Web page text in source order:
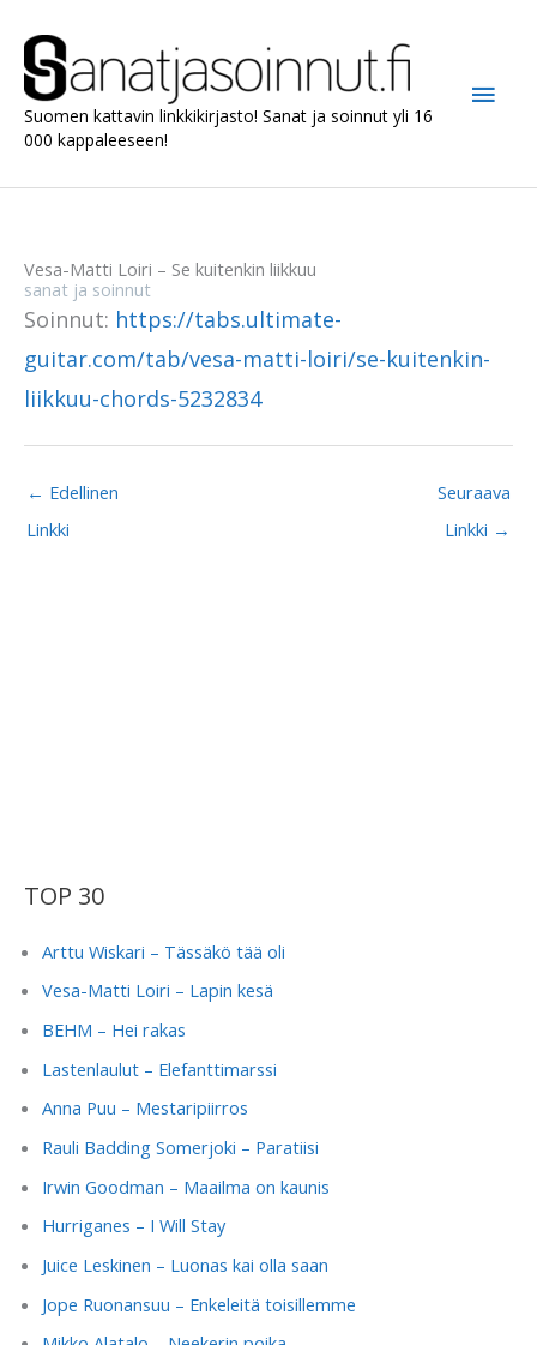
sisältöön
Suomen kattavin linkkikirjasto! Sanat ja soinnut yli 16
000 kappaleeseen!
Vesa-Matti Loiri – Se kuitenkin liikkuu
sanat ja soinnut
Soinnut: https://tabs.ultimate-
guitar.com/tab/vesa-matti-loiri/se-kuitenkin-
liikkuu-chords-5232834
← Edellinen
Linkki
Seuraava
Linkki →
TOP 30
Arttu Wiskari – Tässäkö tää oli
Vesa-Matti Loiri – Lapin kesä
BEHM – Hei rakas
Lastenlaulut – Elefanttimarssi
Anna Puu – Mestaripiirros
Rauli Badding Somerjoki – Paratiisi
Irwin Goodman – Maailma on kaunis
Hurriganes – I Will Stay
Juice Leskinen – Luonas kai olla saan
Jope Ruonansuu – Enkeleitä toisillemme